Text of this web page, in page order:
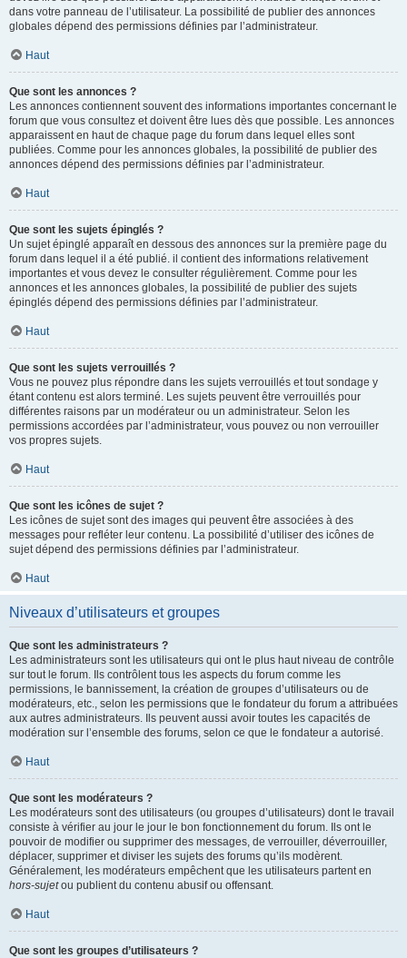
dans votre panneau de l’utilisateur. La possibilité de publier des annonces
globales dépend des permissions définies par l’administrateur.
Haut
Que sont les annonces ?
Les annonces contiennent souvent des informations importantes concernant le
forum que vous consultez et doivent être lues dès que possible. Les annonces
apparaissent en haut de chaque page du forum dans lequel elles sont
publiées. Comme pour les annonces globales, la possibilité de publier des
annonces dépend des permissions définies par l’administrateur.
Haut
Que sont les sujets épinglés ?
Un sujet épinglé apparaît en dessous des annonces sur la première page du
forum dans lequel il a été publié. il contient des informations relativement
importantes et vous devez le consulter régulièrement. Comme pour les
annonces et les annonces globales, la possibilité de publier des sujets
épinglés dépend des permissions définies par l’administrateur.
Haut
Que sont les sujets verrouillés ?
Vous ne pouvez plus répondre dans les sujets verrouillés et tout sondage y
étant contenu est alors terminé. Les sujets peuvent être verrouillés pour
différentes raisons par un modérateur ou un administrateur. Selon les
permissions accordées par l’administrateur, vous pouvez ou non verrouiller
vos propres sujets.
Haut
Que sont les icônes de sujet ?
Les icônes de sujet sont des images qui peuvent être associées à des
messages pour refléter leur contenu. La possibilité d’utiliser des icônes de
sujet dépend des permissions définies par l’administrateur.
Haut
Niveaux d’utilisateurs et groupes
Que sont les administrateurs ?
Les administrateurs sont les utilisateurs qui ont le plus haut niveau de contrôle
sur tout le forum. Ils contrôlent tous les aspects du forum comme les
permissions, le bannissement, la création de groupes d’utilisateurs ou de
modérateurs, etc., selon les permissions que le fondateur du forum a attribuées
aux autres administrateurs. Ils peuvent aussi avoir toutes les capacités de
modération sur l’ensemble des forums, selon ce que le fondateur a autorisé.
Haut
Que sont les modérateurs ?
Les modérateurs sont des utilisateurs (ou groupes d’utilisateurs) dont le travail
consiste à vérifier au jour le jour le bon fonctionnement du forum. Ils ont le
pouvoir de modifier ou supprimer des messages, de verrouiller, déverrouiller,
déplacer, supprimer et diviser les sujets des forums qu’ils modèrent.
Généralement, les modérateurs empêchent que les utilisateurs partent en
hors-sujetou publient du contenu abusif ou offensant.
Haut
Que sont les groupes d’utilisateurs ?